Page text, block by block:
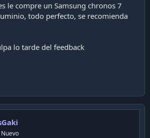
le compre un Samsung chronos 7
todo perfecto, se recomienda
lo tarde del feedback